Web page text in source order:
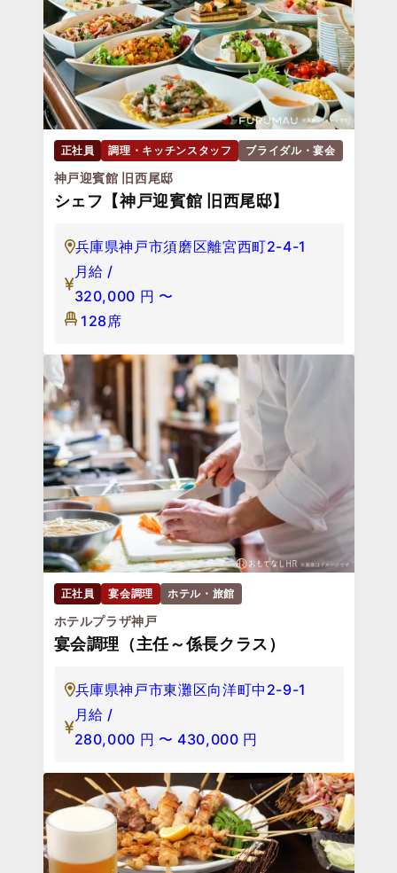
正社員 調理・キッチンスタッフ ブライダル・宴会
神戸迎賓館 旧西尾邸
シェフ【神戸迎賓館 旧西尾邸】
兵庫県神戸市須磨区離宮西町2-4-1
月給 /
320,000 円 〜
128席
正社員 宴会調理 ホテル・旅館
ホテルプラザ神戸
宴会調理（主任～係長クラス）
兵庫県神戸市東灘区向洋町中2-9-1
月給 /
280,000 円 〜 430,000 円